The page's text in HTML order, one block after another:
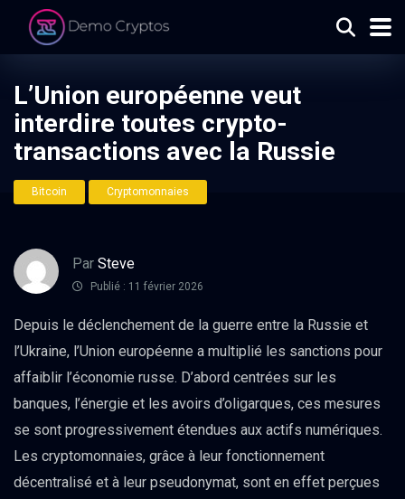
L’Union européenne veut
interdire toutes crypto-
transactions avec la Russie
Bitcoin Cryptomonnaies
Par Steve
Publié : 11 février 2026
Depuis le déclenchement de la guerre entre la Russie et
l’Ukraine, l’Union européenne a multiplié les sanctions pour
affaiblir l’économie russe. D’abord centrées sur les
banques, l’énergie et les avoirs d’oligarques, ces mesures
se sont progressivement étendues aux actifs numériques.
Les cryptomonnaies, grâce à leur fonctionnement
décentralisé et à leur pseudonymat, sont en effet perçues